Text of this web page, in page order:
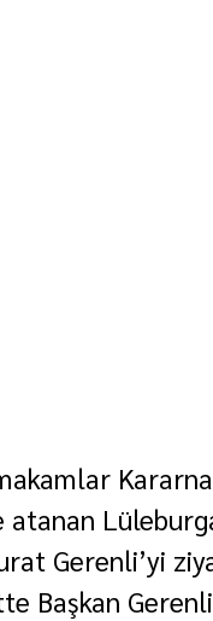
atanan
Gerenli’yi
Başkan